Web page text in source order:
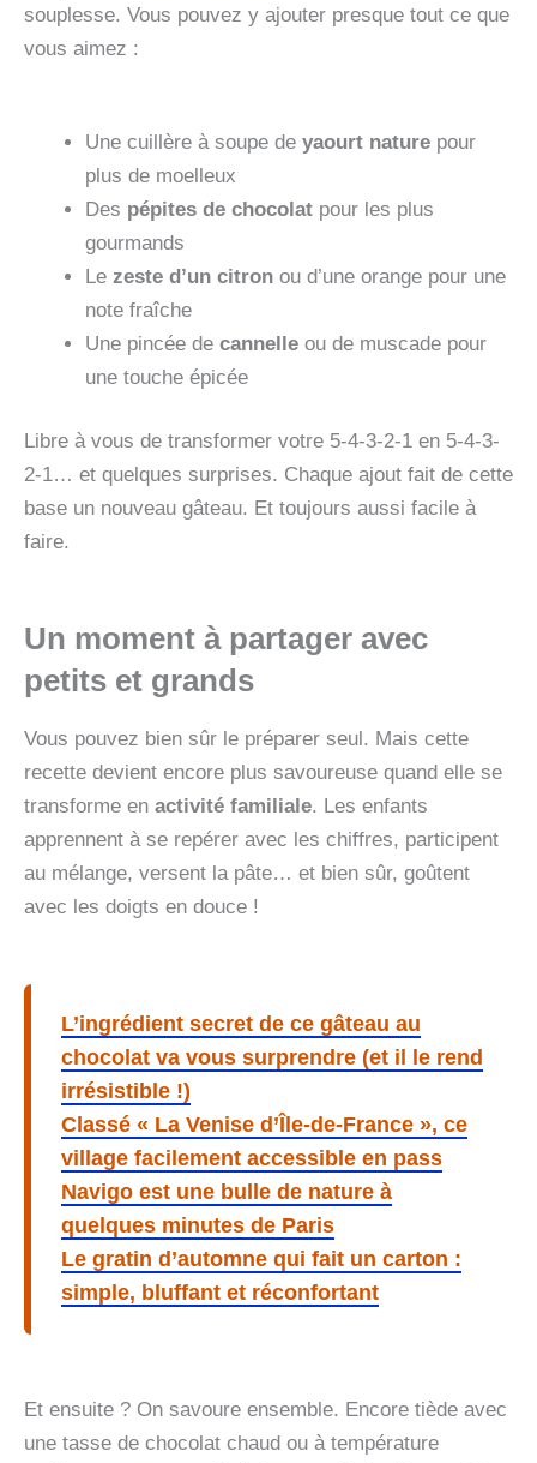
souplesse. Vous pouvez y ajouter presque tout ce que
vous aimez :
Une cuillère à soupe de yaourt nature pour
plus de moelleux
Des pépites de chocolat pour les plus
gourmands
Le zeste d’un citron ou d’une orange pour une
note fraîche
Une pincée de cannelle ou de muscade pour
une touche épicée
Libre à vous de transformer votre 5-4-3-2-1 en 5-4-3-
2-1… et quelques surprises. Chaque ajout fait de cette
base un nouveau gâteau. Et toujours aussi facile à
faire.
Un moment à partager avec
petits et grands
Vous pouvez bien sûr le préparer seul. Mais cette
recette devient encore plus savoureuse quand elle se
transforme en activité familiale. Les enfants
apprennent à se repérer avec les chiffres, participent
au mélange, versent la pâte… et bien sûr, goûtent
avec les doigts en douce !
L’ingrédient secret de ce gâteau au
chocolat va vous surprendre (et il le rend
irrésistible !)
Classé « La Venise d’Île-de-France », ce
village facilement accessible en pass
Navigo est une bulle de nature à
quelques minutes de Paris
Le gratin d’automne qui fait un carton :
simple, bluffant et réconfortant
Et ensuite ? On savoure ensemble. Encore tiède avec
une tasse de chocolat chaud ou à température